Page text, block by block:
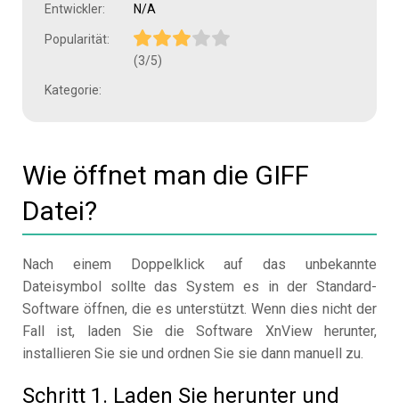
Entwickler: N/A
Popularität:
(3/5)
Kategorie:
Wie öffnet man die GIFF
Datei?
Nach einem Doppelklick auf das unbekannte
Dateisymbol sollte das System es in der Standard-
Software öffnen, die es unterstützt. Wenn dies nicht der
Fall ist, laden Sie die Software XnView herunter,
installieren Sie sie und ordnen Sie sie dann manuell zu.
Schritt 1. Laden Sie herunter und